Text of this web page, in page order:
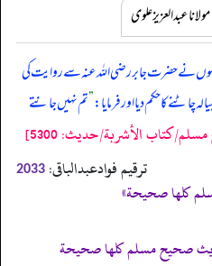
عبدالعزیز علوی
نے حضرت جابر رضی اللہ عنہ سے روایت کی
چاٹنے کا حکم دیا اور فرمایا:”تم نہیں جانتے
كتاب الأشربة/حدیث: 5300]
ترقیم فوادعبدالباقی: 2033
كلها صحيحة»
صحيح مسلم كلها صحيحة